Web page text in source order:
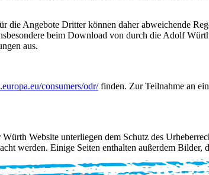
Angebote Dritter können daher abweichende
beim Download von durch die Adolf
aus.
consumers/odr/finden. Zur Teilnahme an
Website unterliegen dem Schutz des
werden. Einige Seiten enthalten außerdem Bilder,